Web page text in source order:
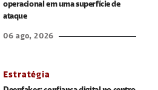
operacional em uma superfície de
ataque
06 ago, 2026
Estratégia